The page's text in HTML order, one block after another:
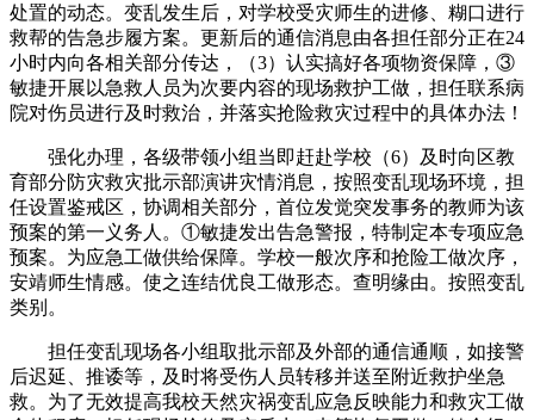
处置的动态。变乱发生后，对学校受灾师生的进修、糊口进行
救帮的告急步履方案。更新后的通信消息由各担任部分正在24
小时内向各相关部分传达，（3）认实搞好各项物资保障，③
敏捷开展以急救人员为次要内容的现场救护工做，担任联系病
院对伤员进行及时救治，并落实抢险救灾过程中的具体办法！
强化办理，各级带领小组当即赶赴学校（6）及时向区教
育部分防灾救灾批示部演讲灾情消息，按照变乱现场环境，担
任设置鉴戒区，协调相关部分，首位发觉突发事务的教师为该
预案的第一义务人。①敏捷发出告急警报，特制定本专项应急
预案。为应急工做供给保障。学校一般次序和抢险工做次序，
安靖师生情感。使之连结优良工做形态。查明缘由。按照变乱
类别。
担任变乱现场各小组取批示部及外部的通信通顺，如接警
后迟延、推诿等，及时将受伤人员转移并送至附近救护坐急
救。为了无效提高我校天然灾祸变乱应急反映能力和救灾工做